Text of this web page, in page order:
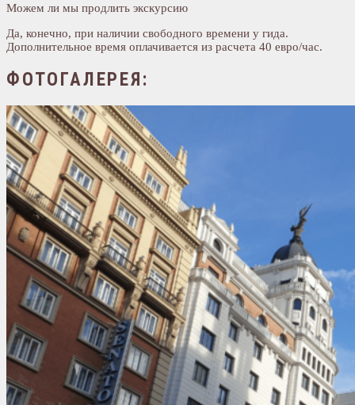
Можем ли мы продлить экскурсию
Да, конечно, при наличии свободного времени у гида.
Дополнительное время оплачивается из расчета 40 евро/час.
ФОТОГАЛЕРЕЯ: